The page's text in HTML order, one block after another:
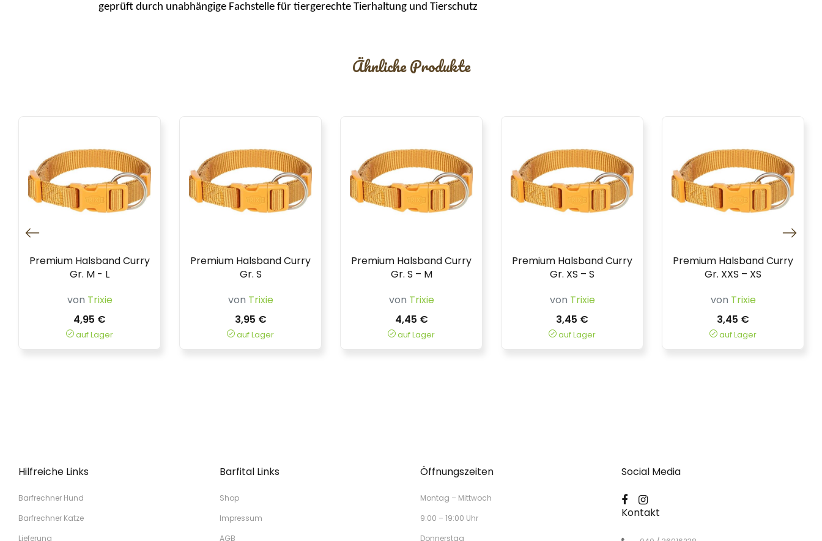
geprüft durch unabhängige Fachstelle für tiergerechte Tierhaltung und Tierschutz
Ähnliche Produkte
Premium Halsband Curry
Gr. M - L
von Trixie
4,95 €
auf Lager
Premium Halsband Curry
Gr. S
von Trixie
3,95 €
auf Lager
Premium Halsband Curry
Gr. S – M
von Trixie
4,45 €
auf Lager
Premium Halsband Curry
Gr. XS – S
von Trixie
3,45 €
auf Lager
Premium Halsband Curry
Gr. XXS – XS
von Trixie
3,45 €
auf Lager
Hilfreiche Links
Barfrechner Hund
Barfrechner Katze
Lieferung
Barfital Links
Shop
Impressum
AGB
Öffnungszeiten
Montag – Mittwoch
9:00 – 19:00 Uhr
Donnerstag
Social Media
Kontakt